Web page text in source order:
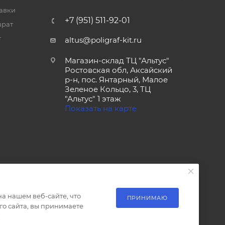
+7 (951) 511-92-01
altus@poligraf-kit.ru
Магазин-склад ТЦ "Альтус"
Ростовская обл, Аксайский
р-н, пос. Янтарный, Малое
Зеленое Кольцо, 3, ТЦ
"Альтус" 1 этаж
Показать на карте
нашем веб-сайте, что
сайта, вы принимаете
ПРИНИМАЮ